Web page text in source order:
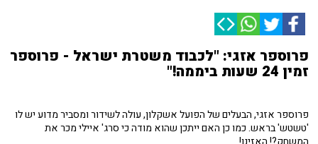
פרוספר אזגי: "לכבוד משטרת ישראל - פרוספר
זמין 24 שעות ביממה!"
פרוספר אזגי, הבעלים של הפועל אשקלון, עולה לשידור ומסביר מדוע יש לו
'טשטש' בראש. כמו כן האם ייתכן שהוא מודה כי סרג' איילי מכר את